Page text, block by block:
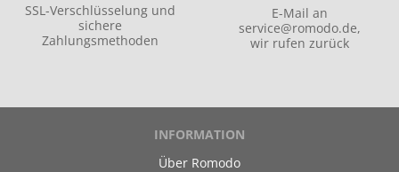
SSL-Verschlüsselung und
sichere
Zahlungsmethoden
E-Mail an
service@romodo.de,
wir rufen zurück
INFORMATION
Über Romodo